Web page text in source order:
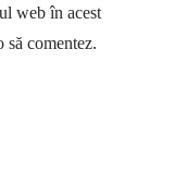
web în acest
să comentez.